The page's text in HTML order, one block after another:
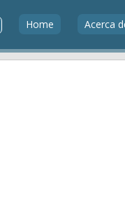
Home Acerca